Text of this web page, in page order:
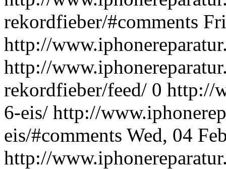
rekordfieber/#comments
http://
http://
rekordfieber/feed/ 0 http://
6-eis/ http://
eis/#comments Wed, 04
http://